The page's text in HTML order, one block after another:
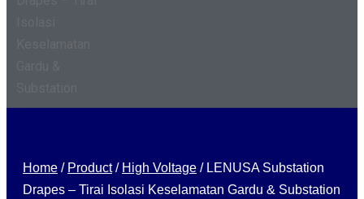
Home / Product/ High Voltage / LENUSA Substation
Drapes – Tirai Isolasi Keselamatan Gardu & Substation